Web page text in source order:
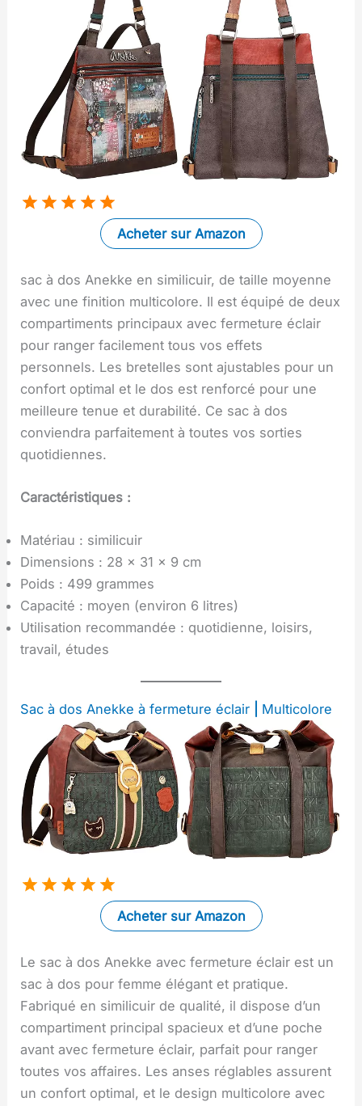
Acheter sur Amazon
sac à dos Anekke en similicuir, de taille moyenne
avec une finition multicolore. Il est équipé de deux
compartiments principaux avec fermeture éclair
pour ranger facilement tous vos effets
personnels. Les bretelles sont ajustables pour un
confort optimal et le dos est renforcé pour une
meilleure tenue et durabilité. Ce sac à dos
conviendra parfaitement à toutes vos sorties
quotidiennes.
Caractéristiques :
Matériau : similicuir
Dimensions : 28 x 31 x 9 cm
Poids : 499 grammes
Capacité : moyen (environ 6 litres)
Utilisation recommandée : quotidienne, loisirs,
travail, études
Sac à dos Anekke à fermeture éclair Multicolore
Acheter sur Amazon
Le sac à dos Anekke avec fermeture éclair est un
sac à dos pour femme élégant et pratique.
Fabriqué en similicuir de qualité, il dispose d’un
compartiment principal spacieux et d’une poche
avant avec fermeture éclair, parfait pour ranger
toutes vos affaires. Les anses réglables assurent
un confort optimal, et le design multicolore avec